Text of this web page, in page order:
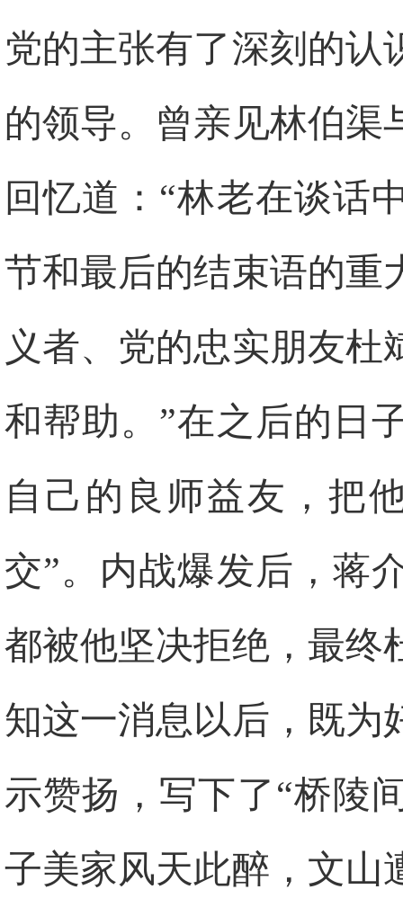
党的主张有了深刻的认
的领导。曾亲见林伯渠
回忆道：“林老在谈话
节和最后的结束语的重
义者、党的忠实朋友
和帮助。”在之后的日
自己的良师益友，把
交”。内战爆发后，蒋
都被他坚决拒绝，最终
知这一消息以后，既为
示赞扬，写下了“桥陵
子美家风天此醉，文山